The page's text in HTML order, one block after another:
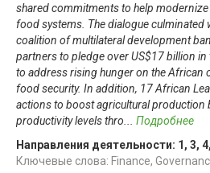
shared commitments to help
food systems. The dialogue culminated
coalition of multilateral development
partners to pledge over US$17 billion
to address rising hunger on the African
food security. In addition, 17 African
actions to boost agricultural production
productivity levels thro
Подробнее
Направления деятельности: 1 , 3, 4,
Ключевые слова: Finance,